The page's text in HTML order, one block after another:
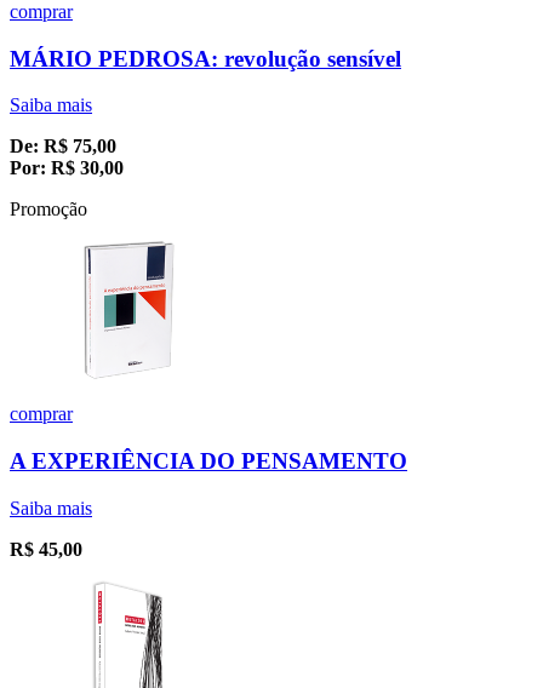
comprar
MÁRIO PEDROSA: revolução sensível
Saiba mais
De: R$ 75,00
Por: R$ 30,00
Promoção
comprar
A EXPERIÊNCIA DO PENSAMENTO
Saiba mais
R$ 45,00